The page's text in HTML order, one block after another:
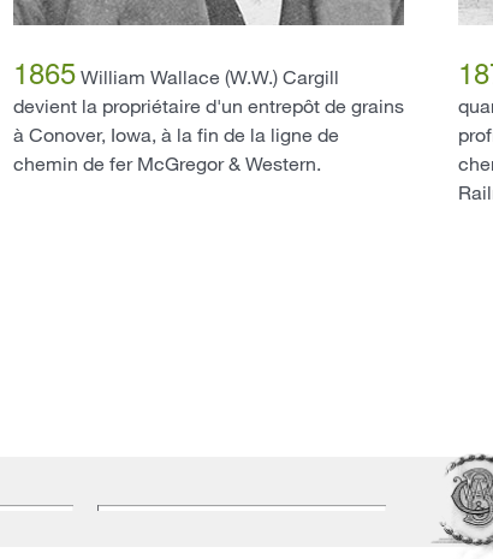
1865 William Wallace (W.W.) Cargill
devient la propriétaire d'un entrepôt de grains
à Conover, Iowa, à la fin de la ligne de
chemin de fer McGregor & Western.